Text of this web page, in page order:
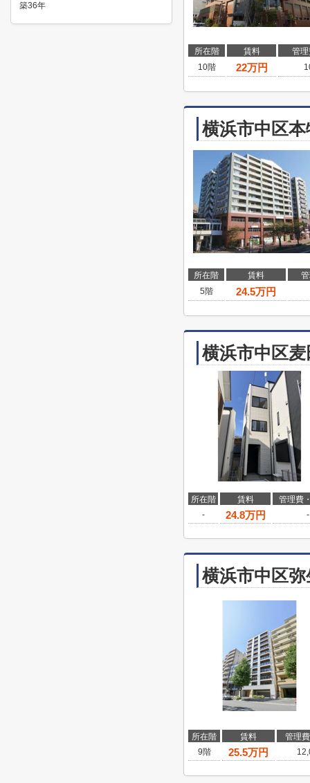
所在階 賃料
管
10階
22万円
横浜市中区
所在階 賃料
5階
24.5万円
横浜市中区
所在階 賃料
管理費
-
24.8万円 -
横浜市中区
所在階 賃料
管理
9階
25.5万円
築36年